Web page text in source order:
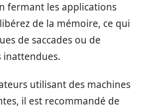
fermant les applications
de la mémoire, ce qui
de saccades ou de
inattendues.
utilisant des machines
il est recommandé de